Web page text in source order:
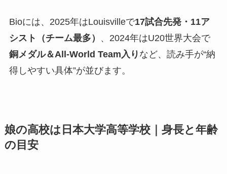
Bioには、2025年はLouisvilleで17試合先発・11ア
シスト（チーム最多）
、2024年はU20世界大会で
銅メダル＆All-World Team入り など、読み手が“納
得しやすい具体”が並びます。
娘の高校は日本大学高等学校｜身長と年齢
の目安